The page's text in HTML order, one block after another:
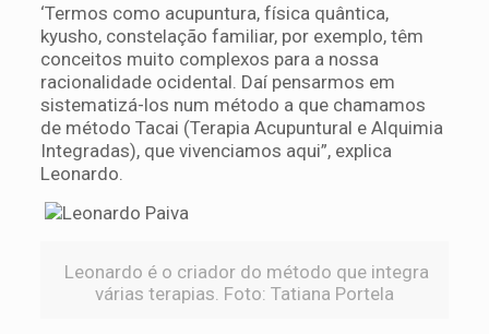
‘Termos como acupuntura, física quântica,
kyusho, constelação familiar, por exemplo, têm
conceitos muito complexos para a nossa
racionalidade ocidental. Daí pensarmos em
sistematizá-los num método a que chamamos
de método Tacai (Terapia Acupuntural e Alquimia
Integradas), que vivenciamos aqui”, explica
Leonardo.
Leonardo é o criador do método que integra
várias terapias. Foto: Tatiana Portela